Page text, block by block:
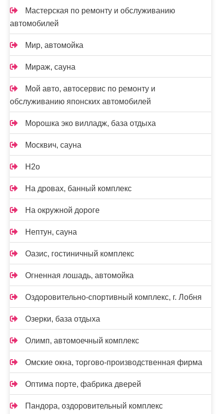
Мастерская по ремонту и обслуживанию
автомобилей
Мир, автомойка
Мираж, сауна
Мой авто, автосервис по ремонту и
обслуживанию японских автомобилей
Морошка эко вилладж, база отдыха
Москвич, сауна
Н2о
На дровах, банный комплекс
На окружной дороге
Нептун, сауна
Оазис, гостиничный комплекс
Огненная лошадь, автомойка
Оздоровительно-спортивный комплекс, г. Лобня
Озерки, база отдыха
Олимп, автомоечный комплекс
Омские окна, торгово-производственная фирма
Оптима порте, фабрика дверей
Пандора, оздоровительный комплекс